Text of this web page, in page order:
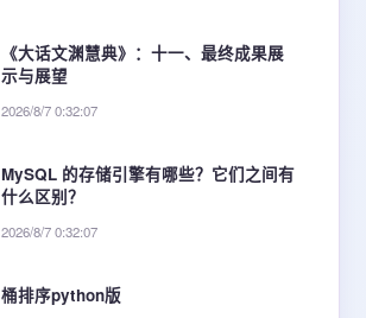
《大话文渊慧典》：十一、最终成果展
示与展望
2026/8/7 0:32:07
MySQL 的存储引擎有哪些？它们之间有
什么区别？
2026/8/7 0:32:07
桶排序python版